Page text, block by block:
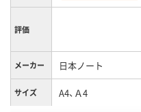
評価
メーカー 日本ノート
サイズ A4、Ａ4